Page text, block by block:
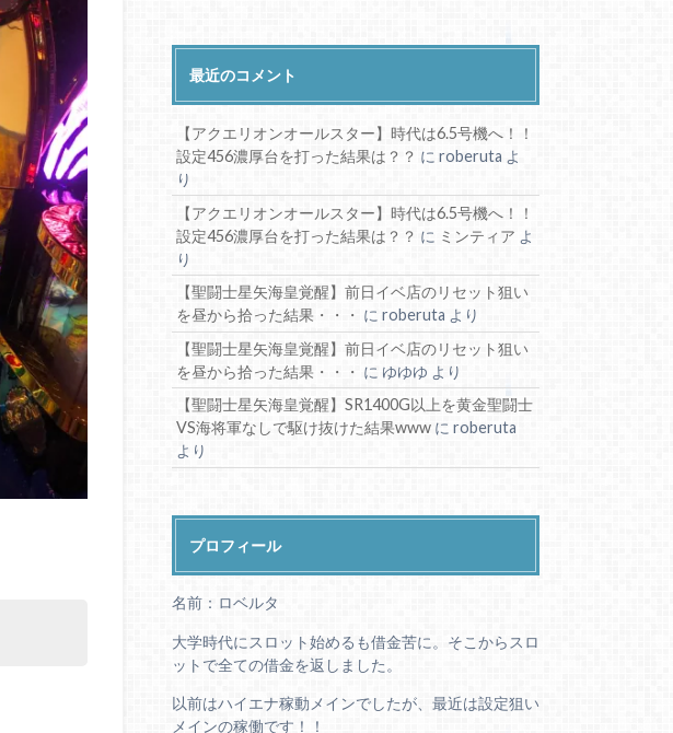
最近のコメント
【アクエリオンオールスター】時代は6.5号機へ！！
設定456濃厚台を打った結果は？？ にroberuta よ
り
【アクエリオンオールスター】時代は6.5号機へ！！
設定456濃厚台を打った結果は？？ に ミンティア よ
り
【聖闘士星矢海皇覚醒】前日イベ店のリセット狙い
を昼から拾った結果・・・ にroberuta より
【聖闘士星矢海皇覚醒】前日イベ店のリセット狙い
を昼から拾った結果・・・ に ゆゆゆ より
【聖闘士星矢海皇覚醒】SR1400G以上を黄金聖闘士
VS海将軍なしで駆け抜けた結果www にroberuta
より
プロフィール
名前：ロベルタ
大学時代にスロット始めるも借金苦に。そこからスロ
ットで全ての借金を返しました。
以前はハイエナ稼動メインでしたが、最近は設定狙い
メインの稼働です！！